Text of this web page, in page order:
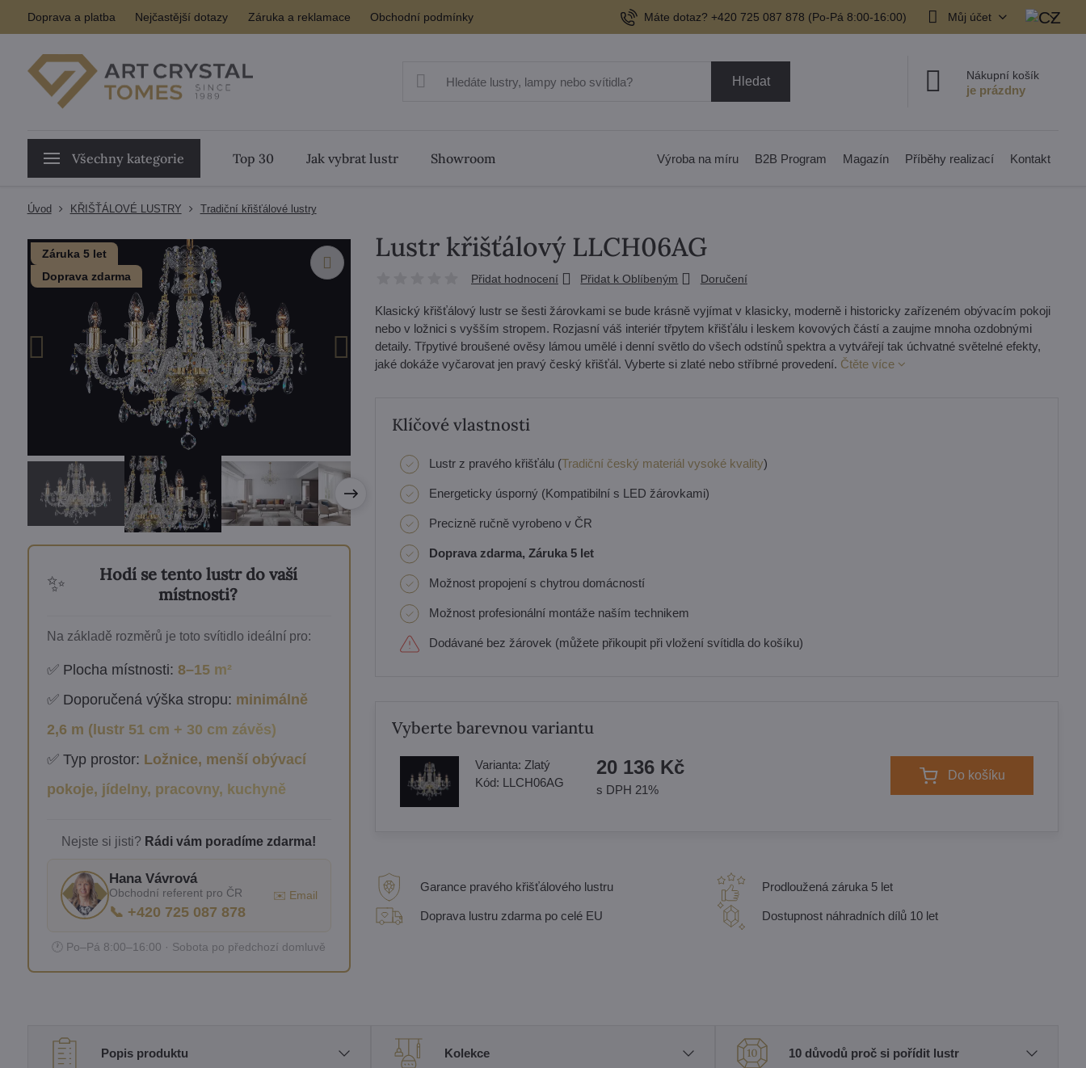
Doprava a platba Nejčastější dotazy Záruka a reklamace Obchodní podmínky Máte dotaz? +420 725 087 878​ (Po-Pá 8:00-16:00) Můj účet
Hledat Nákupní košík
Všechny kategorie Top 30 Jak vybrat lustr Showroom Výroba na míru B2B Program Magazín Příběhy realizací Kontakt
Úvod KŘIŠŤÁLOVÉ LUSTRY Tradiční křišťálové lustry
Záruka 5 let
Doprava zdarma
✨
Hodí se tento lustr do vaší
místnosti?
Na základě rozměrů je toto svítidlo ideální pro:
✅ Plocha místnosti: 8–15 m²
✅ Doporučená výška stropu: minimálně
2,6 m (lustr 51 cm + 30 cm závěs)
✅ Typ prostor: Ložnice, menší obývací
pokoje, jídelny, pracovny, kuchyně
Nejste si jisti? Rádi vám poradíme zdarma!
Hana Vávrová
Obchodní referent pro ČR
📞 +420 725 087 878
✉️ Email
🕐 Po–Pá 8:00–16:00 · Sobota po předchozí domluvě
Lustr křišťálový LLCH06AG
Přidat hodnocení Přidat k Oblíbeným Doručení
Klasický křišťálový lustr se šesti žárovkami se bude krásně vyjímat v klasicky, moderně i historicky zařízeném obývacím pokoji
nebo v ložnici s vyšším stropem. Rozjasní váš interiér třpytem křišťálu i leskem kovových částí a zaujme mnoha ozdobnými
detaily. Třpytivé broušené ověsy lámou umělé i denní světlo do všech odstínů spektra a vytvářejí tak úchvatné světelné efekty,
jaké dokáže vyčarovat jen pravý český křišťál. Vyberte si zlaté nebo stříbrné provedení. Čtěte více
Klíčové vlastnosti
Lustr z pravého křišťálu (Tradiční český materiál vysoké kvality)
Energeticky úsporný (Kompatibilní s LED žárovkami)
Precizně ručně vyrobeno v ČR
Doprava zdarma, Záruka 5 let
Možnost propojení s chytrou domácností
Možnost profesionální montáže naším technikem
Dodávané bez žárovek (můžete přikoupit při vložení svítidla do košíku)
Vyberte barevnou variantu
Varianta: Zlatý
Kód: LLCH06AG
20 136 Kč
s DPH 21%
Do košíku
Garance pravého křišťálového lustru
Doprava lustru zdarma po celé EU
Prodloužená záruka 5 let
Dostupnost náhradních dílů 10 let
Popis produktu Kolekce 10 důvodů proč si pořídit lustr